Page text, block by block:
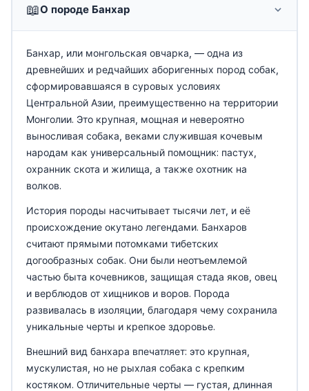
📖О породе Банхар
Банхар, или монгольская овчарка, — одна из
древнейших и редчайших аборигенных пород собак,
сформировавшаяся в суровых условиях
Центральной Азии, преимущественно на территории
Монголии. Это крупная, мощная и невероятно
выносливая собака, веками служившая кочевым
народам как универсальный помощник: пастух,
охранник скота и жилища, а также охотник на
волков.
История породы насчитывает тысячи лет, и её
происхождение окутано легендами. Банхаров
считают прямыми потомками тибетских
догообразных собак. Они были неотъемлемой
частью быта кочевников, защищая стада яков, овец
и верблюдов от хищников и воров. Порода
развивалась в изоляции, благодаря чему сохранила
уникальные черты и крепкое здоровье.
Внешний вид банхара впечатляет: это крупная,
мускулистая, но не рыхлая собака с крепким
костяком. Отличительные черты — густая, длинная